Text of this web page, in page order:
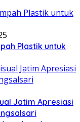
Plastik untuk
Jatim Apresiasi